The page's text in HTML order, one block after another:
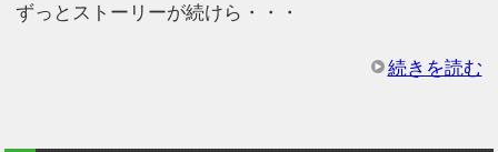
ずっとストーリーが続けら・・・
続きを読む